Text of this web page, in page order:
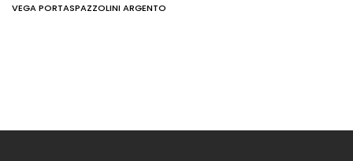
VEGA PORTASPAZZOLINI ARGENTO